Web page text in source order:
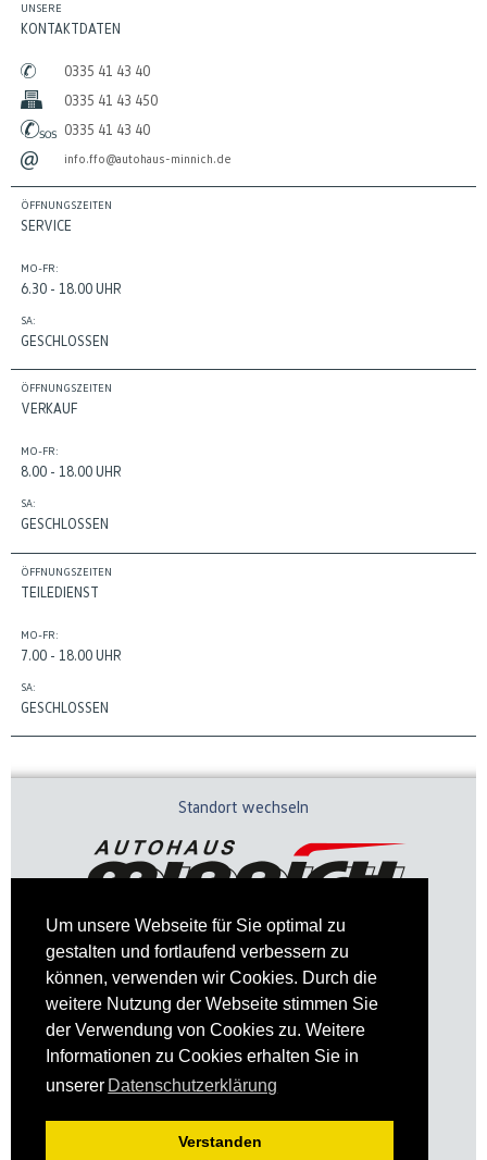
Um unsere Webseite für Sie optimal zu
gestalten und fortlaufend verbessern zu
können, verwenden wir Cookies. Durch die
weitere Nutzung der Webseite stimmen Sie
der Verwendung von Cookies zu. Weitere
Informationen zu Cookies erhalten Sie in
unserer Datenschutzerklärung
Verstanden
UNSERE
KONTAKTDATEN
0335 41 43 40
0335 41 43 450
0335 41 43 40
info.ffo@autohaus-minnich.de
ÖFFNUNGSZEITEN
SERVICE
MO-FR:
6.30 - 18.00 UHR
SA:
GESCHLOSSEN
ÖFFNUNGSZEITEN
VERKAUF
MO-FR:
8.00 - 18.00 UHR
SA:
GESCHLOSSEN
ÖFFNUNGSZEITEN
TEILEDIENST
MO-FR:
7.00 - 18.00 UHR
SA:
GESCHLOSSEN
Standort wechseln
Impressum Datenschutz